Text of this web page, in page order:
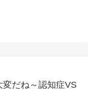
だね～認知症VS